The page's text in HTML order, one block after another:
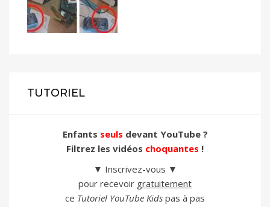
TUTORIEL
Enfants seuls devant YouTube ?
Filtrez les vidéos choquantes !
▼ Inscrivez-vous ▼
pour recevoir gratuitement
ce Tutoriel YouTube Kids pas à pas